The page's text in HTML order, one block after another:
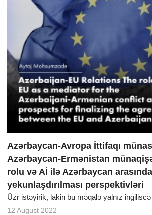
Azərbaycan-Avropa İttifaqı
Azərbaycan-Ermənistan
rolu və Aİ ilə Azərbaycan
yekunlaşdırılması perspektivləri
Üzr istəyirik, lakin bu məqalə yalnız
12 August 2022